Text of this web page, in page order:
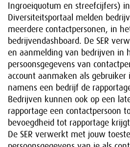
Ingroeiquotum en streefcijfers) in
Diversiteitsportaal melden
meerdere contactpersonen, in
bedrijvendashboard. De SER
en aanmelding van bedrijven in
persoonsgegevens van
account aanmaken als
namens een bedrijf de
Bedrijven kunnen ook op een
rapportage een contactpersoon
bevoegdheid tot rapportage
De SER verwerkt met jouw